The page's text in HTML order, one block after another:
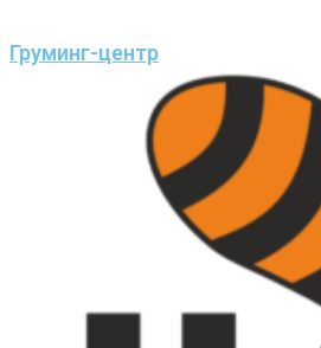
Груминг-центр